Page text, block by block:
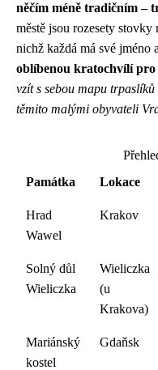
něčím méně tradičním –
městě jsou rozesety
nichž každá má své jméno
oblíbenou kratochvílí
vzít s sebou mapu
těmito malými obyvateli
Památka
Lokace
Hrad
Wawel
Krakov
Solný důl
Wieliczka
Wieliczka
(u
Krakova)
Mariánský
kostel
Gdaňsk